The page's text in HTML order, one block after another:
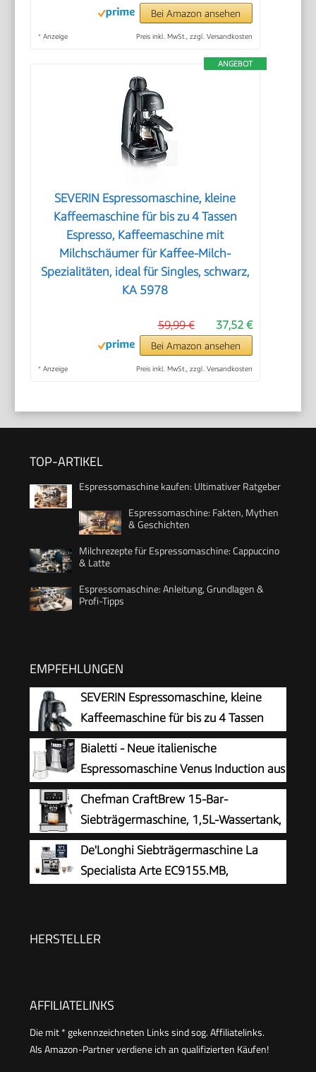
Bei Amazon ansehen
* Anzeige Preis inkl. MwSt., zzgl. Versandkosten
ANGEBOT
SEVERIN Espressomaschine, kleine
Kaffeemaschine für bis zu 4 Tassen
Espresso, Kaffeemaschine mit
Milchschäumer für Kaffee-Milch-
Spezialitäten, ideal für Singles, schwarz,
KA 5978
37,52 €
59,99 €
Bei Amazon ansehen
* Anzeige Preis inkl. MwSt., zzgl. Versandkosten
TOP-ARTIKEL
Espressomaschine kaufen: Ultimativer Ratgeber
Espressomaschine: Fakten, Mythen
& Geschichten
Milchrezepte für Espressomaschine: Cappuccino
& Latte
Espressomaschine: Anleitung, Grundlagen &
Profi-Tipps
EMPFEHLUNGEN
SEVERIN Espressomaschine, kleine
Kaffeemaschine für bis zu 4 Tassen
Espresso, Kaffeemaschine mit
Spezialitäten, ideal für Singles, schwarz, KA
5978
Bialetti - Neue italienische
Espressomaschine Venus Induction aus
Edelstahl, geeignet für alle Arten von
Tellern, 4 Kaffeetassen (170 ml), Silber
Chefman CraftBrew 15-Bar-
Siebträgermaschine, 1,5L-Wassertank,
Dampfstab
De'Longhi Siebträgermaschine La
Specialista Arte EC9155.MB,
Milchschaumdüse, 1550W, 1,7L Tank,
HERSTELLER
AFFILIATELINKS
Die mit * gekennzeichneten Links sind sog. Affiliatelinks.
Als Amazon-Partner verdiene ich an qualifizierten Käufen!